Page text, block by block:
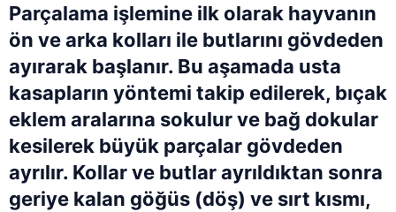
Parçalama işlemine ilk olarak hayvanın
ön ve arka kolları ile butlarını gövdeden
ayırarak başlanır. Bu aşamada usta
kasapların yöntemi takip edilerek, bıçak
eklem aralarına sokulur ve bağ dokular
kesilerek büyük parçalar gövdeden
ayrılır. Kollar ve butlar ayrıldıktan sonra
geriye kalan göğüs (döş) ve sırt kısmı,